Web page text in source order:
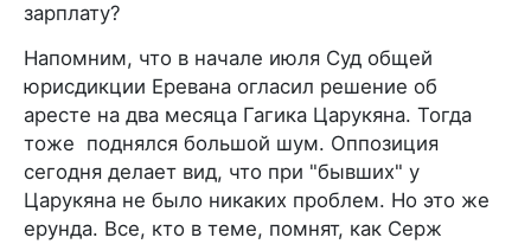
зарплату?
Напомним, что в начале июля Суд общей
юрисдикции Еревана огласил решение об
аресте на два месяца Гагика Царукяна. Тогда
тоже поднялся большой шум. Оппозиция
сегодня делает вид, что при "бывших" у
Царукяна не было никаких проблем. Но это же
ерунда. Все, кто в теме, помнят, как Серж